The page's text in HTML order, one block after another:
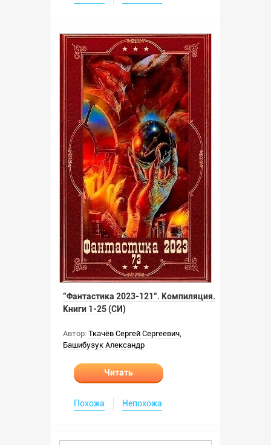
"Фантастика 2023-121". Компиляция.
Книги 1-25 (СИ)
Автор: Ткачёв Сергей Сергеевич,
Башибузук Александр
Читать
Похожа Непохожа